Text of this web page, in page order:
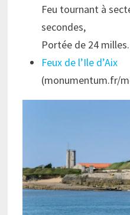
Feu tournant à
secondes,
Portée de 24 milles.
Feux de l’Ile d’Aix
(monumentum.fr/